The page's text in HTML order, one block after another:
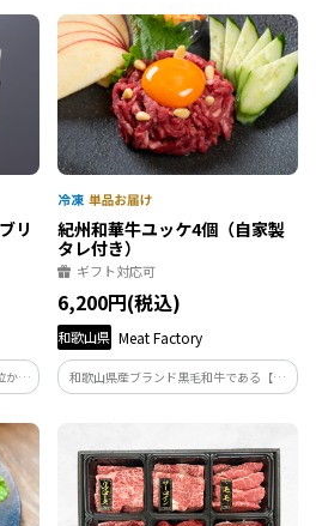
で
能！贅沢で特別感をお楽しみいただける
骨付きステーキを是非ご賞味ください。
リ
かつ
沢
紀州
品な
紀州和華牛ユッケ4個（自家製
タレ付き）
ギフト対応可
6,200円(税込)
和歌山県 Meat Factory
和歌山県産ブランド黒毛和牛である【紀
州和華牛】を使用した贅沢ユッケ。厚生労
タレをかけて、とろける旨味をご堪能あ
れ。